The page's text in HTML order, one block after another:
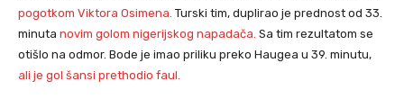
pogotkom Viktora Osimena. Turski tim, duplirao je prednost od 33.
minuta novim golom nigerijskog napadača. Sa tim rezultatom se
otišlo na odmor. Bode je imao priliku preko Haugea u 39. minutu,
ali je gol šansi prethodio faul.